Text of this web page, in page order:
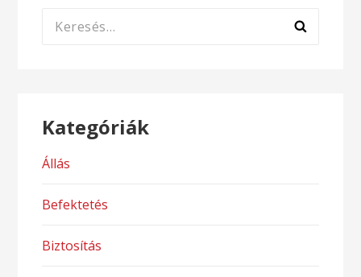
Keresés:
Kategóriák
Állás
Befektetés
Biztosítás